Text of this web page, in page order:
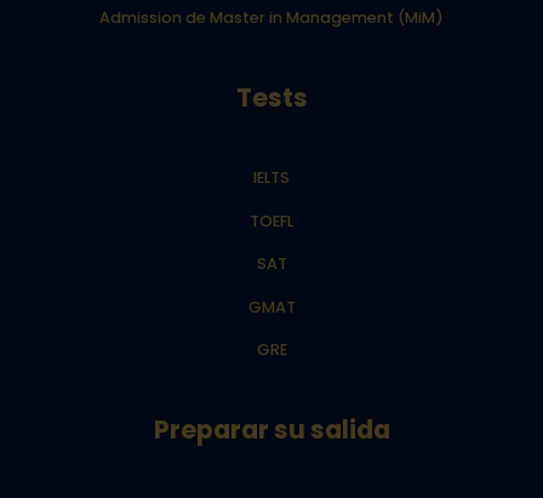
Admission de Master in Management (MiM)
Tests
IELTS
TOEFL
SAT
GMAT
GRE
Preparar su salida